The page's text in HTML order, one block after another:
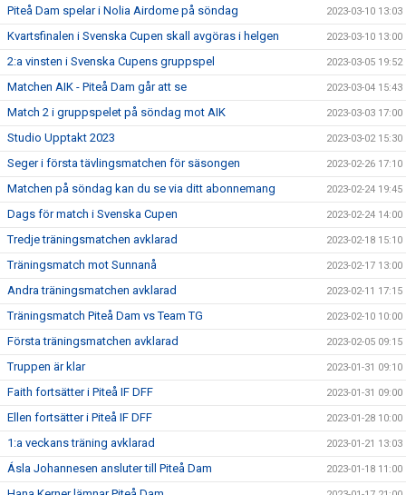
Piteå Dam spelar i Nolia Airdome på söndag 2023-03-10 13:03
Kvartsfinalen i Svenska Cupen skall avgöras i helgen 2023-03-10 13:00
2:a vinsten i Svenska Cupens gruppspel 2023-03-05 19:52
Matchen AIK - Piteå Dam går att se 2023-03-04 15:43
Match 2 i gruppspelet på söndag mot AIK 2023-03-03 17:00
Studio Upptakt 2023 2023-03-02 15:30
Seger i första tävlingsmatchen för säsongen 2023-02-26 17:10
Matchen på söndag kan du se via ditt abonnemang 2023-02-24 19:45
Dags för match i Svenska Cupen 2023-02-24 14:00
Tredje träningsmatchen avklarad 2023-02-18 15:10
Träningsmatch mot Sunnanå 2023-02-17 13:00
Andra träningsmatchen avklarad 2023-02-11 17:15
Träningsmatch Piteå Dam vs Team TG 2023-02-10 10:00
Första träningsmatchen avklarad 2023-02-05 09:15
Truppen är klar 2023-01-31 09:10
Faith fortsätter i Piteå IF DFF 2023-01-31 09:00
Ellen fortsätter i Piteå IF DFF 2023-01-28 10:00
1:a veckans träning avklarad 2023-01-21 13:03
Ásla Johannesen ansluter till Piteå Dam 2023-01-18 11:00